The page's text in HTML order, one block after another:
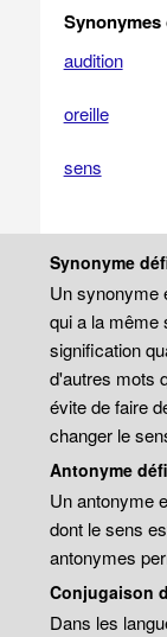
Synonymes
audition
oreille
sens
Synonyme
Un synonyme
qui a la même
signification
d'autres mots
évite de faire
changer le
Antonyme
Un antonyme
dont le sens
antonymes
Conjugaison
Dans les